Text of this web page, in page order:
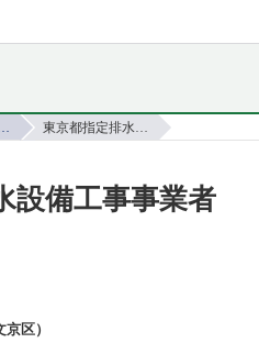
水設備工事事業者 東京都指定排水設備工事事業者（文京区）
設備工事事業者
区）